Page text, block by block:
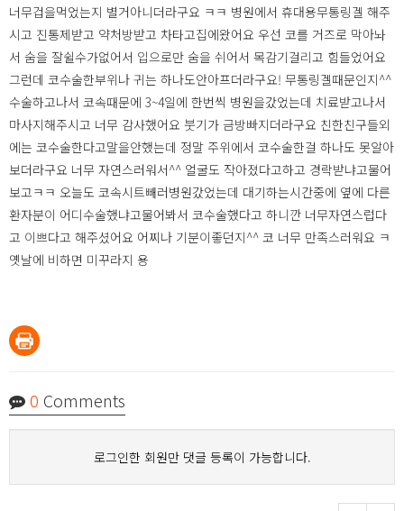
너무겁을먹었는지 별거아니더라구요 ㅋㅋ 병원에서 휴대용무통링겔 해주
시고 진통제받고 약처방받고 차타고집에왔어요 우선 코를 거즈로 막아놔
서 숨을 잘쉴수가없어서 입으로만 숨을 쉬어서 목감기걸리고 힘들었어요
그런데 코수술한부위나 귀는 하나도안아프더라구요! 무통링겔때문인지^^
수술하고나서 코속때문에 3~4일에 한번씩 병원을갔었는데 치료받고나서
마사지해주시고 너무 감사했어요 붓기가 금방빠지더라구요 친한친구들외
에는 코수술한다고말을안했는데 정말 주위에서 코수술한걸 하나도 못알아
보더라구요 너무 자연스러워서^^ 얼굴도 작아졌다고하고 경락받냐고물어
보고ㅋㅋ 오늘도 코속시트빼러병원갔었는데 대기하는시간중에 옆에 다른
환자분이 어디수술했냐고물어봐서 코수술했다고 하니깐 너무자연스럽다
고 이쁘다고 해주셨어요 어찌나 기분이좋던지^^ 코 너무 만족스러워요 ㅋ
옛날에 비하면 미꾸라지 용
0 Comments
로그인한 회원만 댓글 등록이 가능합니다.